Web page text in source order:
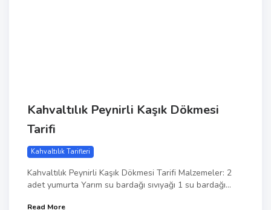
Kahvaltılık Peynirli Kaşık Dökmesi
Tarifi
Kahvaltılık Tarifleri
Kahvaltılık Peynirli Kaşık Dökmesi Tarifi Malzemeler: 2
adet yumurta Yarım su bardağı sıvıyağı 1 su bardağı...
Read More